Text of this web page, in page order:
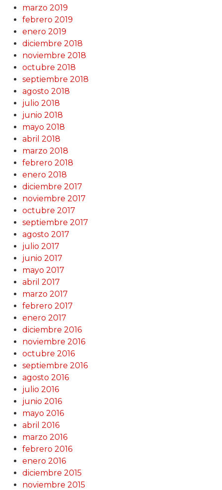
marzo 2019
febrero 2019
enero 2019
diciembre 2018
noviembre 2018
octubre 2018
septiembre 2018
agosto 2018
julio 2018
junio 2018
mayo 2018
abril 2018
marzo 2018
febrero 2018
enero 2018
diciembre 2017
noviembre 2017
octubre 2017
septiembre 2017
agosto 2017
julio 2017
junio 2017
mayo 2017
abril 2017
marzo 2017
febrero 2017
enero 2017
diciembre 2016
noviembre 2016
octubre 2016
septiembre 2016
agosto 2016
julio 2016
junio 2016
mayo 2016
abril 2016
marzo 2016
febrero 2016
enero 2016
diciembre 2015
noviembre 2015